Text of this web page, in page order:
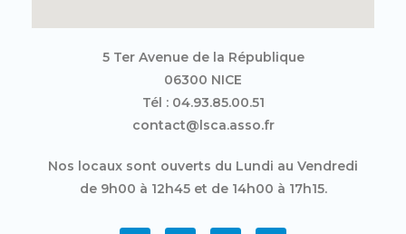
5 Ter Avenue de la République
06300 NICE
Tél : 04.93.85.00.51
contact@lsca.asso.fr
Nos locaux sont ouverts du Lundi au Vendredi
de 9h00 à 12h45 et de 14h00 à 17h15.